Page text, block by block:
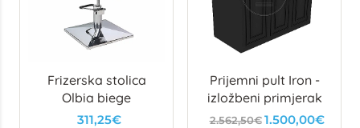
Frizerska stolica
Olbia biege
311,25€
Prijemni pult Iron -
izložbeni primjerak
2.562,50€ 1.500,00€